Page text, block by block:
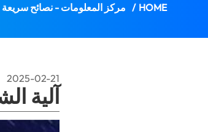
HOME
/ مركز المعلومات - نصائح سريعة
2025-02-21
آلية